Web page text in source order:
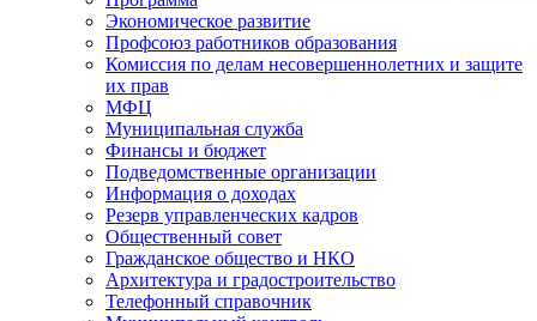
Экономическое развитие
Профсоюз работников образования
Комиссия по делам несовершеннолетних и защите
их прав
МФЦ
Муниципальная служба
Финансы и бюджет
Подведомственные организации
Информация о доходах
Резерв управленческих кадров
Общественный совет
Гражданское общество и НКО
Архитектура и градостроительство
Телефонный справочник